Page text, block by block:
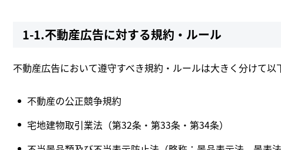
1-1.不動産広告に対する規約・ルール
不動産広告において遵守すべき規約・ルールは大きく分けて以
不動産の公正競争規約
宅地建物取引業法（第32条・第33条・第34条）